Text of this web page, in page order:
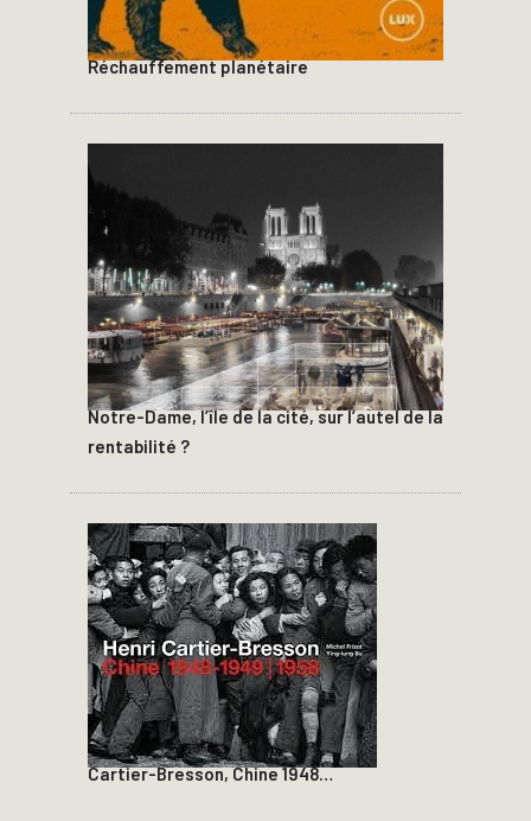
Réchauffement planétaire
Notre-Dame, l’île de la cité, sur l’autel de la
rentabilité ?
Cartier-Bresson, Chine 1948…